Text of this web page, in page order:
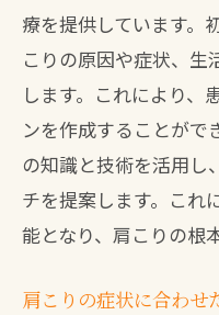
療を提供しています。
こりの原因や症状、生
します。これにより、
ンを作成することがで
の知識と技術を活用し
チを提案します。これ
能となり、肩こりの根
肩こりの症状に合わせ